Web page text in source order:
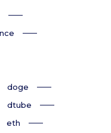
doge
dtube
eth